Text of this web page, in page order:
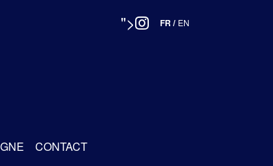
"> FR / EN
CONTACT